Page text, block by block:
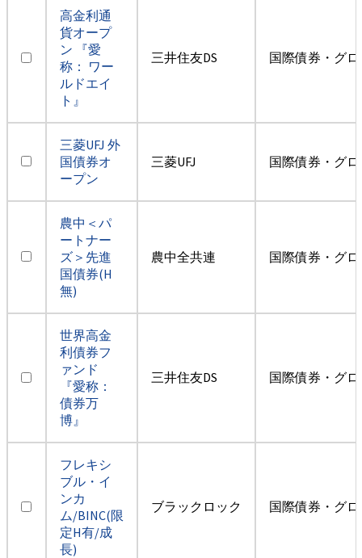
高金利通
貨オープ
ン 『愛
称： ワー
ルドエイ
ト』
三井住友DS 国際債券・グ
三菱UFJ 外
国債券オ
ープン
三菱UFJ 国際債券・グ
農中＜パ
ートナー
ズ＞先進
国債券(H
無)
農中全共連 国際債券・グ
世界高金
利債券フ
ァンド
『愛称：
債券万
博』
三井住友DS 国際債券・グ
フレキシ
ブル・イ
ンカ
ム/BINC(限
定H有/成
長)
ブラックロック 国際債券・グ